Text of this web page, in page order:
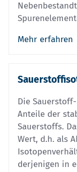
Mehr erfahren
Die
Anteile der
Sauerstoffs.
Wert, d.h. als
derjenigen in